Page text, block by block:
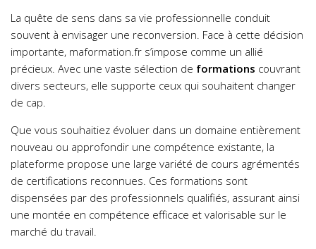
La quête de sens dans sa vie professionnelle conduit
souvent à envisager une reconversion. Face à cette décision
importante, maformation.fr s’impose comme un allié
précieux. Avec une vaste sélection de formations couvrant
divers secteurs, elle supporte ceux qui souhaitent changer
de cap.
Que vous souhaitiez évoluer dans un domaine entièrement
nouveau ou approfondir une compétence existante, la
plateforme propose une large variété de cours agrémentés
de certifications reconnues. Ces formations sont
dispensées par des professionnels qualifiés, assurant ainsi
une montée en compétence efficace et valorisable sur le
marché du travail.